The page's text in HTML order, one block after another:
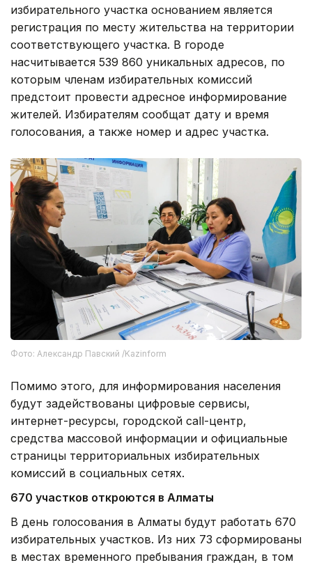
избирательного участка основанием является
регистрация по месту жительства на территории
соответствующего участка. В городе
насчитывается 539 860 уникальных адресов, по
которым членам избирательных комиссий
предстоит провести адресное информирование
жителей. Избирателям сообщат дату и время
голосования, а также номер и адрес участка.
Фото: Александр Павский /Kazinform
Помимо этого, для информирования населения
будут задействованы цифровые сервисы,
интернет-ресурсы, городской call-центр,
средства массовой информации и официальные
страницы территориальных избирательных
комиссий в социальных сетях.
670 участков откроются в Алматы
В день голосования в Алматы будут работать 670
избирательных участков. Из них 73 сформированы
в местах временного пребывания граждан, в том